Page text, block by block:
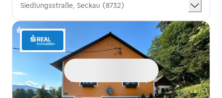
Siedlungsstraße, Seckau (8732)